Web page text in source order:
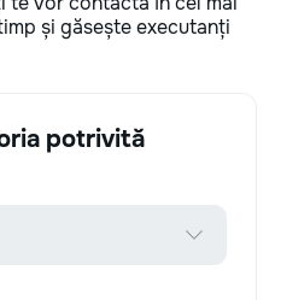
și găsește executanți
potrivită